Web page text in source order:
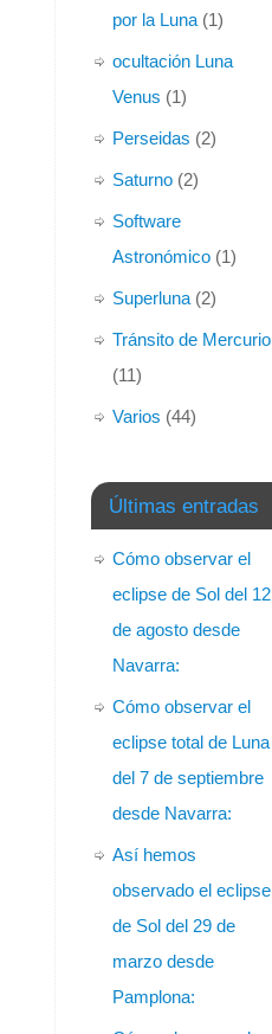
por la Luna (1)
ocultación Luna
Venus (1)
Perseidas (2)
Saturno (2)
Software
Astronómico (1)
Superluna (2)
Tránsito de Mercurio
(11)
Varios (44)
Últimas entradas
Cómo observar el
eclipse de Sol del 12
de agosto desde
Navarra:
Cómo observar el
eclipse total de Luna
del 7 de septiembre
desde Navarra:
Así hemos
observado el eclipse
de Sol del 29 de
marzo desde
Pamplona: